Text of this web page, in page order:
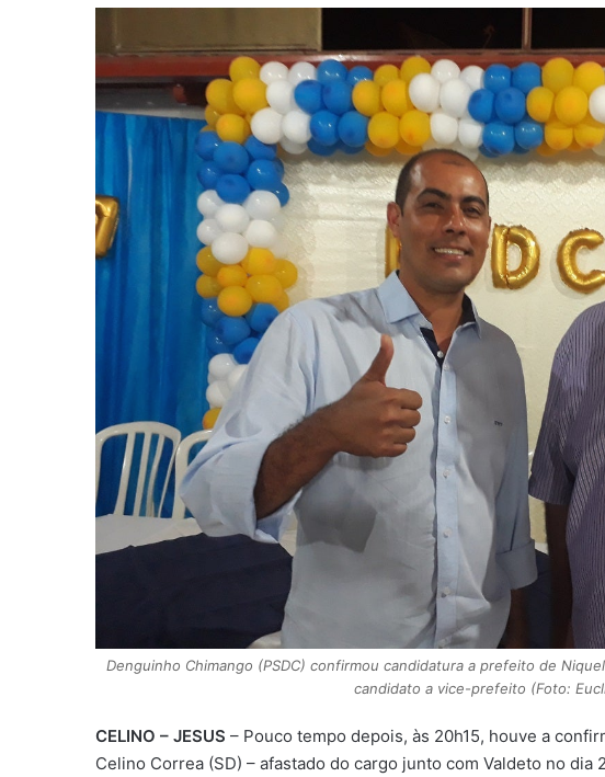
Denguinho Chimango (PSDC) confirmou candidatura a prefeito de
candidato a vice-prefeito (Foto:
CELINO – JESUS – Pouco tempo depois, às 20h15, houve a
Celino Correa (SD) – afastado do cargo junto com Valdeto no